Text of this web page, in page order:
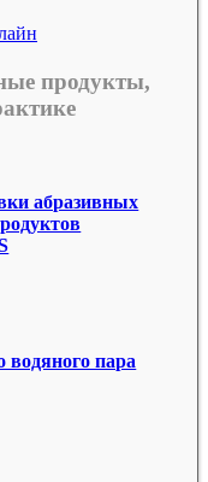
продукты,
абразивных
пара